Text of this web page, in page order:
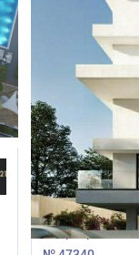
€260 000
Квартира
Квартира с 2